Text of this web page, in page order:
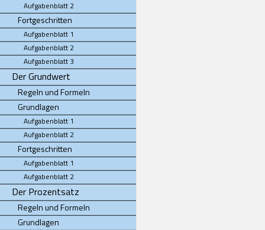
Aufgabenblatt 2
Fortgeschritten
Aufgabenblatt 1
Aufgabenblatt 2
Aufgabenblatt 3
Der Grundwert
Regeln und Formeln
Grundlagen
Aufgabenblatt 1
Aufgabenblatt 2
Fortgeschritten
Aufgabenblatt 1
Aufgabenblatt 2
Der Prozentsatz
Regeln und Formeln
Grundlagen